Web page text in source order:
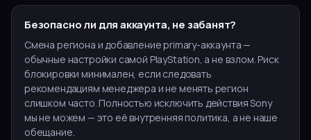
Безопасно ли для аккаунта, не забанят?
Смена региона и добавление primary-аккаунта —
обычные настройки самой PlayStation, а не взлом. Риск
блокировки минимален, если следовать
рекомендациям менеджера и не менять регион
слишком часто. Полностью исключить действия Sony
мы не можем — это её внутренняя политика, а не наше
обещание.